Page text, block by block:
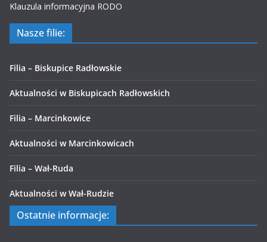
Klauzula informacyjna RODO
Nasze filie:
Filia – Biskupice Radłowskie
Aktualności w Biskupicach Radłowskich
Filia – Marcinkowice
Aktualności w Marcinkowicach
Filia – Wał-Ruda
Aktualności w Wał-Rudzie
Ostatnie informacje: